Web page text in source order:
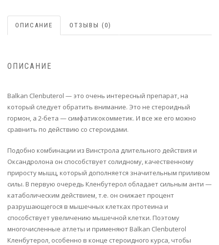
ОПИСАНИЕ ОТЗЫВЫ (0)
ОПИСАНИЕ
Balkan Clenbuterol — это очень интересный препарат, на
который следует обратить внимание. Это не стероидный
гормон, а 2-бета — симфатикокомметик. И все же его можно
сравнить по действию со стероидами.
Подобно комбинации из Винстрола длительного действия и
Оксандролона он способствует солидному, качественному
приросту мышц, который дополняется значительным приливом
силы. В первую очередь Кленбутерол обладает сильным анти —
катаболическим действием, т.е. он снижает процент
разрушающегося в мышечных клетках протеина и
способствует увеличению мышечной клетки. Поэтому
многочисленные атлеты и применяют Balkan Clenbuterol
Кленбутерол, особенно в конце стероидного курса, чтобы